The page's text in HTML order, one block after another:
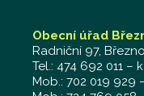
Obecní úřad
Radniční 97,
Tel.: 474 692 011 –
Mob.: 702 019 929